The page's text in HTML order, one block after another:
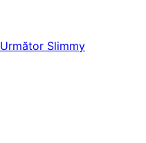
Următor Slimmy